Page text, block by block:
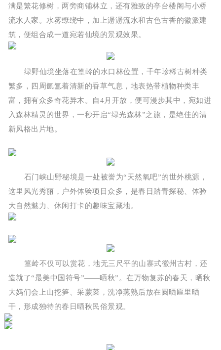
满是繁花修树，两旁商铺林立，还有雅致的亭台楼阁与小桥
流水人家。水雾缭绕中，加上潺潺流水和古色古香的徽派建
筑，便组合成一道宛若仙境的景观效果。
绿野仙境坐落在篁岭的水口林位置，千年珍稀古树种类
繁多，四周氤氲着清新的香草气息，地表热带植物种类丰
富，拥有众多奇花异木。自4月开放，便可漫步其中，宛如进
入森林精灵的世界，一秒开启“绿光森林”之旅，是绝佳的清
新风格出片地。
石门峡山野秘境是一处被誉为“天然氧吧”的世外桃源，
这里风光秀丽，户外体验项目众多，是春日踏青探秘、体验
大自然魅力、休闲打卡的趣味宝藏地。
篁岭不仅可以赏花，地无三尺平的山寨式徽州古村，还
造就了“最美中国符号”——晒秋”。在万物复苏的春天，晒秋
大妈们会上山挖笋、采蕨菜，洗净蒸熟后放在圆晒匾里晒
干，形成独特的春日晒秋民俗景观。